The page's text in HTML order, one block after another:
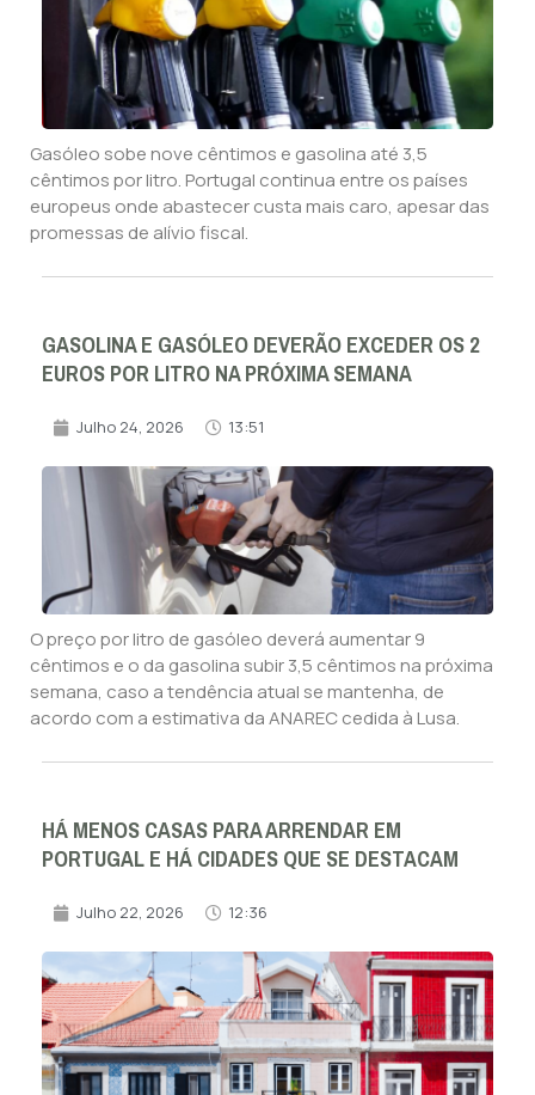
Gasóleo sobe nove cêntimos e gasolina até 3,5
cêntimos por litro. Portugal continua entre os países
europeus onde abastecer custa mais caro, apesar das
promessas de alívio fiscal.
GASOLINA E GASÓLEO DEVERÃO EXCEDER OS 2
EUROS POR LITRO NA PRÓXIMA SEMANA
Julho 24, 2026 13:51
O preço por litro de gasóleo deverá aumentar 9
cêntimos e o da gasolina subir 3,5 cêntimos na próxima
semana, caso a tendência atual se mantenha, de
acordo com a estimativa da ANAREC cedida à Lusa.
HÁ MENOS CASAS PARA ARRENDAR EM
PORTUGAL E HÁ CIDADES QUE SE DESTACAM
Julho 22, 2026 12:36